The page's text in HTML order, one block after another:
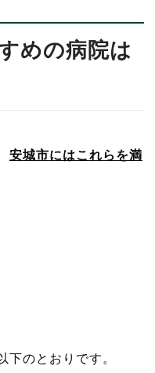
めの病院は
安城市にはこれらを満
下のとおりです。